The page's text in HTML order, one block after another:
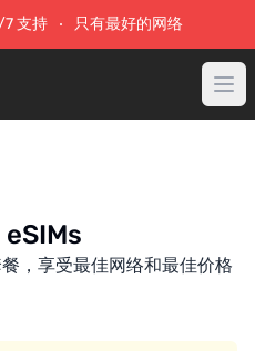
支持 只有最好的网络
，享受最佳网络和最佳价格